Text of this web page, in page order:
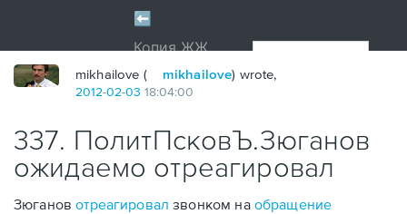
mikhailove ( mikhailove) wrote,
2012-02-03 18:04:00
337. ПолитПсковЪ.Зюганов
ожидаемо отреагировал
Зюгановотреагировал звонком на обращение